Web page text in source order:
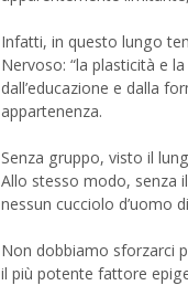
Infatti, in questo lungo
Nervoso: “la plasticità e
dall’educazione e dalla
appartenenza.
Senza gruppo, visto il
Allo stesso modo, senza
nessun cucciolo d’uomo
Non dobbiamo sforzarci
il più potente fattore